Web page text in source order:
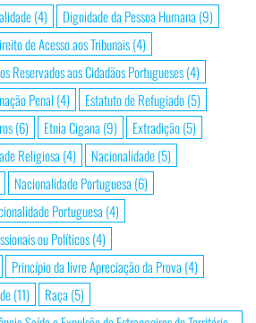
(4) Dignidade da Pessoa Humana (9)
de Acesso aos Tribunais(4)
Reservados aos Cidadãos Portugueses(4)
Penal (4) Estatuto de Refugiado(5)
(6) Etnia Cigana (9) Extradição(5)
Religiosa (4) Nacionalidade(5)
Nacionalidade Portuguesa (6)
Portuguesa (4)
ou Políticos(4)
Princípio da livre Apreciação da Prova (4)
(11) Raça (5)